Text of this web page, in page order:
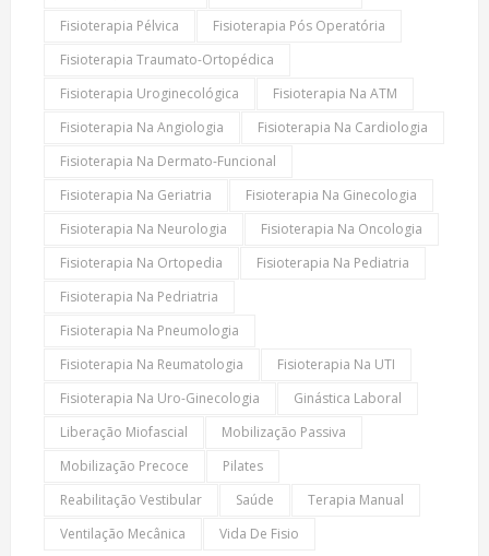
Fisioterapia Pélvica
Fisioterapia Pós Operatória
Fisioterapia Traumato-Ortopédica
Fisioterapia Uroginecológica
Fisioterapia Na ATM
Fisioterapia Na Angiologia
Fisioterapia Na Cardiologia
Fisioterapia Na Dermato-Funcional
Fisioterapia Na Geriatria
Fisioterapia Na Ginecologia
Fisioterapia Na Neurologia
Fisioterapia Na Oncologia
Fisioterapia Na Ortopedia
Fisioterapia Na Pediatria
Fisioterapia Na Pedriatria
Fisioterapia Na Pneumologia
Fisioterapia Na Reumatologia
Fisioterapia Na UTI
Fisioterapia Na Uro-Ginecologia
Ginástica Laboral
Liberação Miofascial
Mobilização Passiva
Mobilização Precoce
Pilates
Reabilitação Vestibular
Saúde
Terapia Manual
Ventilação Mecânica
Vida De Fisio